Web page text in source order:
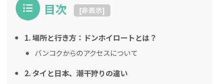
目次 [非表示]
1. 場所と行き方：ドンホイロートとは？
バンコクからのアクセスについて
2. タイと日本、潮干狩りの違い